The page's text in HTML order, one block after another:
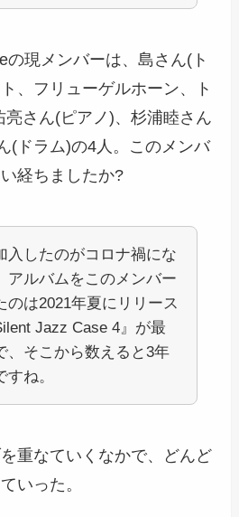
現メンバーは、島さん(ト
、フリューゲルホーン、ト
亮さん(ピアノ)、杉浦睦さん
(ドラム)の4人。このメンバ
経ちましたか?
入したのがコロナ禍にな
アルバムをこのメンバー
のは2021年夏にリリース
Jazz Case 4』が最
、そこから数えると3年
すね。
重なていくなかで、どんど
いった。